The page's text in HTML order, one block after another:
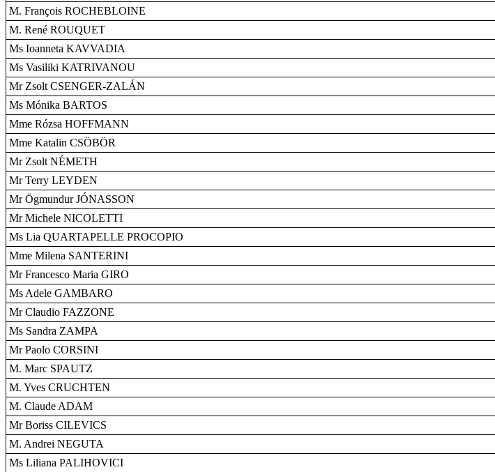
M. François ROCHEBLOINE
M. René ROUQUET
Ms Ioanneta KAVVADIA
Ms Vasiliki KATRIVANOU
Mr Zsolt CSENGER-ZALÁN
Ms Mónika BARTOS
Mme Rózsa HOFFMANN
Mme Katalin CSÖBÖR
Mr Zsolt NÉMETH
Mr Terry LEYDEN
Mr Ögmundur JÓNASSON
Mr Michele NICOLETTI
Ms Lia QUARTAPELLE PROCOPIO
Mme Milena SANTERINI
Mr Francesco Maria GIRO
Ms Adele GAMBARO
Mr Claudio FAZZONE
Ms Sandra ZAMPA
Mr Paolo CORSINI
M. Marc SPAUTZ
M. Yves CRUCHTEN
M. Claude ADAM
Mr Boriss CILEVICS
M. Andrei NEGUTA
Ms Liliana PALIHOVICI